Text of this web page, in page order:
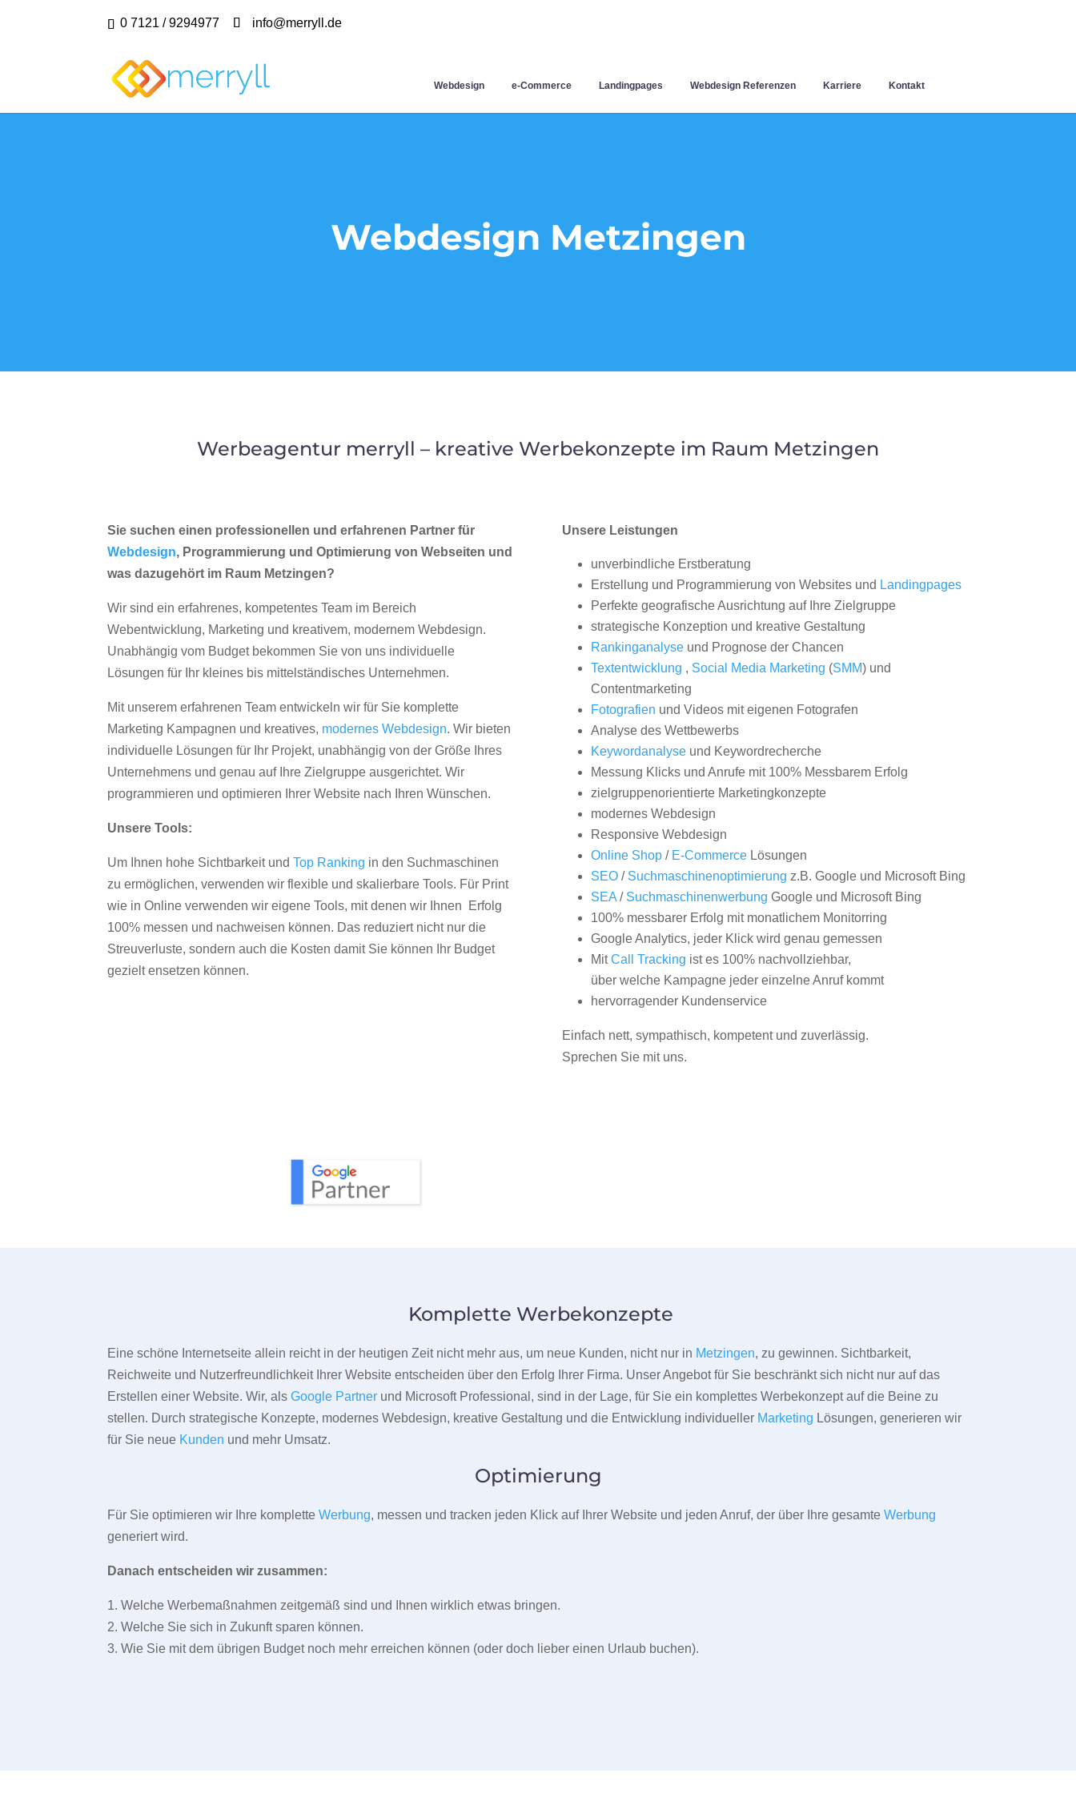
0 7121 / 9294977 info@merryll.de
Webdesign e-Commerce Landingpages Webdesign Referenzen Karriere Kontakt
Webdesign Metzingen
Werbeagentur merryll – kreative Werbekonzepte im Raum Metzingen
Sie suchen einen professionellen und erfahrenen Partner für
Webdesign, Programmierung und Optimierung von Webseiten und
was dazugehört im Raum Metzingen?
Wir sind ein erfahrenes, kompetentes Team im Bereich
Webentwicklung, Marketing und kreativem, modernem Webdesign.
Unabhängig vom Budget bekommen Sie von uns individuelle
Lösungen für Ihr kleines bis mittelständisches Unternehmen.
Mit unserem erfahrenen Team entwickeln wir für Sie komplette
Marketing Kampagnen und kreatives, modernes Webdesign. Wir bieten
individuelle Lösungen für Ihr Projekt, unabhängig von der Größe Ihres
Unternehmens und genau auf Ihre Zielgruppe ausgerichtet. Wir
programmieren und optimieren Ihrer Website nach Ihren Wünschen.
Unsere Tools:
Um Ihnen hohe Sichtbarkeit undTop Ranking in den Suchmaschinen
zu ermöglichen, verwenden wir flexible und skalierbare Tools. Für Print
wie in Online verwenden wir eigene Tools, mit denen wir Ihnen Erfolg
100% messen und nachweisen können. Das reduziert nicht nur die
Streuverluste, sondern auch die Kosten damit Sie können Ihr Budget
gezielt ensetzen können.
Unsere Leistungen
unverbindliche Erstberatung
Erstellung und Programmierung von Websites und Landingpages
Perfekte geografische Ausrichtung auf Ihre Zielgruppe
strategische Konzeption und kreative Gestaltung
Rankinganalyseund Prognose der Chancen
Textentwicklung , Social Media Marketing (SMM) und
Contentmarketing
Fotografien und Videos mit eigenen Fotografen
Analyse des Wettbewerbs
Keywordanalyseund Keywordrecherche
Messung Klicks und Anrufe mit 100% Messbarem Erfolg
zielgruppenorientierte Marketingkonzepte
modernes Webdesign
Responsive Webdesign
Online Shop/ E-CommerceLösungen
SEO/ Suchmaschinenoptimierung z.B. Google und Microsoft Bing
SEA/ Suchmaschinenwerbung Google und Microsoft Bing
100% messbarer Erfolg mit monatlichem Monitorring
Google Analytics, jeder Klick wird genau gemessen
MitCall Tracking ist es 100% nachvollziehbar,
über welche Kampagne jeder einzelne Anruf kommt
hervorragender Kundenservice
Einfach nett, sympathisch, kompetent und zuverlässig.
Sprechen Sie mit uns.
Komplette Werbekonzepte
Eine schöne Internetseite allein reicht in der heutigen Zeit nicht mehr aus, um neue Kunden, nicht nur in Metzingen, zu gewinnen. Sichtbarkeit,
Reichweite und Nutzerfreundlichkeit Ihrer Website entscheiden über den Erfolg Ihrer Firma. Unser Angebot für Sie beschränkt sich nicht nur auf das
Erstellen einer Website. Wir, alsGoogle Partner und Microsoft Professional, sind in der Lage, für Sie ein komplettes Werbekonzept auf die Beine zu
stellen. Durch strategische Konzepte, modernes Webdesign, kreative Gestaltung und die Entwicklung individueller Marketing Lösungen, generieren wir
für Sie neue Kunden und mehr Umsatz.
Optimierung
Für Sie optimieren wir Ihre kompletteWerbung, messen und tracken jeden Klick auf Ihrer Website und jeden Anruf, der über Ihre gesamteWerbung
generiert wird.
Danach entscheiden wir zusammen:
1. Welche Werbemaßnahmen zeitgemäß sind und Ihnen wirklich etwas bringen.
2. Welche Sie sich in Zukunft sparen können.
3. Wie Sie mit dem übrigen Budget noch mehr erreichen können (oder doch lieber einen Urlaub buchen).